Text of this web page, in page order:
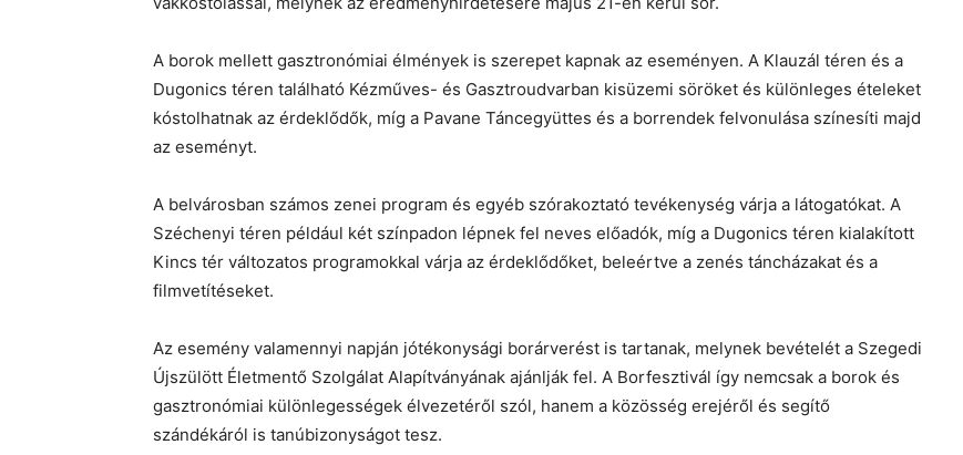
A borok mellett gasztronómiai élmények is szerepet kapnak az eseményen. A Klauzál téren és a
Dugonics téren található Kézműves- és Gasztroudvarban kisüzemi söröket és különleges ételeket
kóstolhatnak az érdeklődők, míg a Pavane Táncegyüttes és a borrendek felvonulása színesíti majd
az eseményt.
A belvárosban számos zenei program és egyéb szórakoztató tevékenység várja a látogatókat. A
Széchenyi téren például két színpadon lépnek fel neves előadók, míg a Dugonics téren kialakított
Kincs tér változatos programokkal várja az érdeklődőket, beleértve a zenés táncházakat és a
filmvetítéseket.
Az esemény valamennyi napján jótékonysági borárverést is tartanak, melynek bevételét a Szegedi
Újszülött Életmentő Szolgálat Alapítványának ajánlják fel. A Borfesztivál így nemcsak a borok és
gasztronómiai különlegességek élvezetéről szól, hanem a közösség erejéről és segítő
szándékáról is tanúbizonyságot tesz.